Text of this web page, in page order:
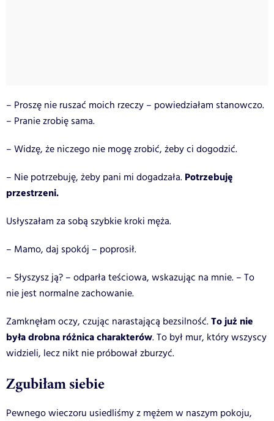
– Proszę nie ruszać moich rzeczy – powiedziałam stanowczo.
– Pranie zrobię sama.
– Widzę, że niczego nie mogę zrobić, żeby ci dogodzić.
– Nie potrzebuję, żeby pani mi dogadzała. Potrzebuję
przestrzeni.
Usłyszałam za sobą szybkie kroki męża.
– Mamo, daj spokój – poprosił.
– Słyszysz ją? – odparła teściowa, wskazując na mnie. – To
nie jest normalne zachowanie.
Zamknęłam oczy, czując narastającą bezsilność.To już nie
była drobna różnica charakterów. To był mur, który wszyscy
widzieli, lecz nikt nie próbował zburzyć.
Zgubiłam siebie
Pewnego wieczoru usiedliśmy z mężem w naszym pokoju,